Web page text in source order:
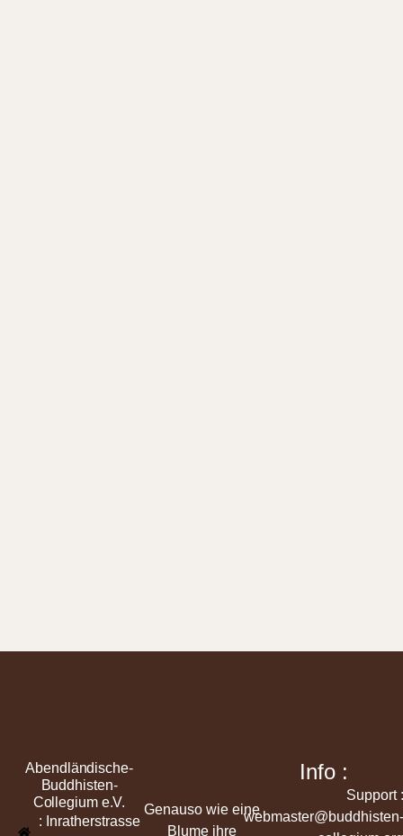
Abendländische-
Buddhisten-
Collegium e.V.
: Inratherstrasse
Genauso wie eine
Blume ihre
Info :
Support :
webmaster@buddhisten-